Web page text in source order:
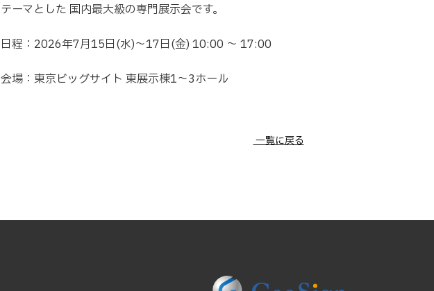
テーマとした 国内最大級の専門展示会です。
日程：2026年7月15日(水)～17日(金) 10:00 ～ 17:00
会場：東京ビッグサイト 東展示棟1～3ホール
← 一覧に戻る